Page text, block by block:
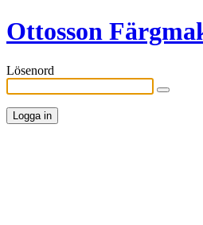
Ottosson
Lösenord